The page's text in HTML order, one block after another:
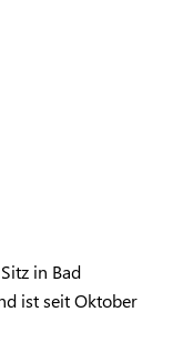
in Bad
ist seit Oktober